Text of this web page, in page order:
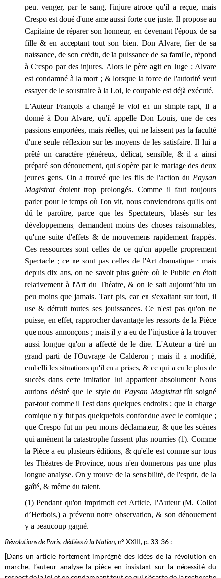
peut venger, par le sang, l'injure atroce qu'il a reçue, mais
Crespo est doué d'une ame aussi forte que juste. Il propose au
Capitaine de réparer son honneur, en devenant l'époux de sa
fille & en acceptant tout son bien. Don Alvare, fier de sa
naissance, de son crédit, de la puissance de sa famille, répond
à Crcspo par des injures. Alors le père agit en Juge ; Alvare
est condamné à la mort ; & lorsque la force de l'autorité veut
essayer de le soustraire à la Loi, le coupable est déjà exécuté.
L'Auteur François a changé le viol en un simple rapt, il a
donné à Don Alvare, qu'il appelle Don Louis, une de ces
passions emportées, mais réelles, qui ne laissent pas la faculté
d'une seule réflexion sur les moyens de les satisfaire. Il lui a
prêté un caractère généreux, délicat, sensible, & il a ainsi
préparé son dénouement, qui s'opère par le mariage des deux
jeunes gens. On a trouvé que les fils de l'action du Paysan
Magistratétoient trop prolongés. Comme il faut toujours
parler pour le temps où l'on vit, nous conviendrons qu'ils ont
dû le paroître, parce que les Spectateurs, blasés sur les
développemens, demandent moins des choses raisonnables,
qu'une suite d'effets & de mouvemens rapidement frappés.
Ces ressources sont celles de ce qu'on appelle proprement
Spectacle ; ce ne sont pas celles de l'Art dramatique : mais
depuis dix ans, on ne savoit plus guère où le Public en étoit
relativement à l'Art du Théatre, & on le sait aujourd’hiu un
peu moins que jamais. Tant pis, car en s'exaltant sur tout, il
use & détruit toutes ses jouissances. Ce n'est pas qu'on ne
puisse, en effet, rapprocher davantage les ressorts de la Pièce
que nous annonçons ; mais il y a eu de l’injustice à la trouver
aussi longue qu'on a affecté de le dire. L'Auteur a tiré un
grand parti de l'Ouvrage de Calderon ; mais il a modifié,
embelli les situations qu'il en a prises, & ce qui a eu le plus de
succès dans cette imitation lui appartient absolument Nous
aurions désiré que le style du Paysan Magistratfût soigné
par-tout comme il l'est dans quelques endroits ; que la charge
comique n'y fut pas quelquefois confondue avec le comique ;
que Crespo fut un peu moins déclamateur, & que les scènes
qui amènent la catastrophe fussent plus nourries (1). Comme
la Pièce a eu plusieurs éditions, & qu'elle est connue sur tous
les Théatres de Province, nous n'en donnerons pas une plus
longue analyse. On y trouve de la sensibilité, de l'esprit, de la
gaîté, & même du talent.
(1) Pendant qu'on imprimoit cet Article, l'Auteur (M. Collot
d’Herbois,) a prévenu notre observation, & son dénouement
y a beaucoup gagné.
Révolutions de Paris, dédiées à la Nation, n° XXIII, p. 33-36 :
[Dans un article fortement imprégné des idées de la révolution en
marche, l’auteur analyse la pièce en insistant sur la nécessité du